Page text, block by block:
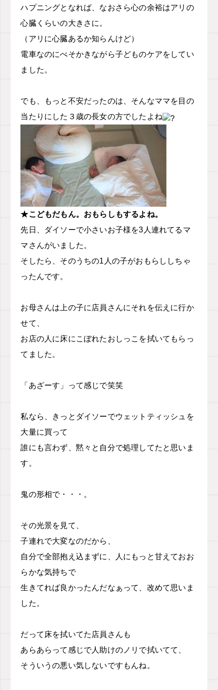
ハプニングとなれば、なおさら心の余裕はアリの
心臓くらいの大きさに。
（アリに心臓あるか知らんけど）
電車なのにべそかきながら子どものケアをしてい
ました。
でも、もっと不安だったのは、そんなママを目の
当たりにした３歳の長女の方でしたよね
★こどもだもん。おもらしもするよね。
先日、ダイソーで小さいお子様を3人連れてるマ
マさんがいました。
そしたら、そのうちの1人の子がおもらししちゃ
ったんです。
お母さんは上の子に店員さんにそれを伝えに行か
せて、
お店の人に床にこぼれたおしっこを拭いてもらっ
てました。
「あざーす」って感じで笑笑
私なら、きっとダイソーでウェットティッシュを
大量に買って
誰にも言わず、黙々と自分で処理してたと思いま
す。
鬼の形相で・・・。
その光景を見て、
子連れで大変なのだから、
自分で全部抱え込まずに、人にもっと甘えておお
らかな気持ちで
生きてれば良かったんだなぁって、改めて思いま
した。
だって床を拭いてた店員さんも
あらあらって感じで人助けのノリで拭いてて、
そういうの悪い気しないですもんね。